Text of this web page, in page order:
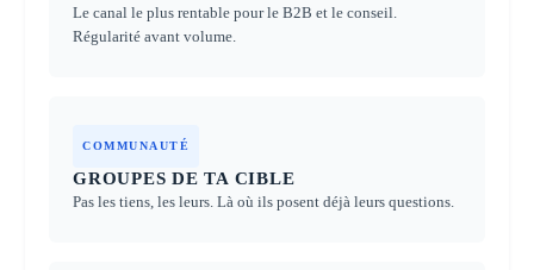
Le canal le plus rentable pour le B2B et le conseil.
Régularité avant volume.
COMMUNAUTÉ
GROUPES DE TA CIBLE
Pas les tiens, les leurs. Là où ils posent déjà leurs questions.